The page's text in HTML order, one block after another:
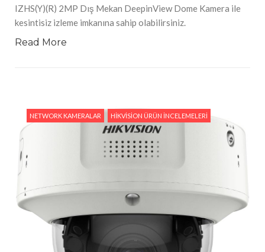
IZHS(Y)(R) 2MP Dış Mekan DeepinView Dome Kamera ile
kesintisiz izleme imkanına sahip olabilirsiniz.
Read More
NETWORK KAMERALAR HIKVISION ÜRÜN İNCELEMELERI